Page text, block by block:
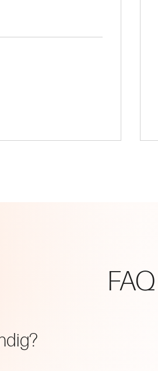
FAQ